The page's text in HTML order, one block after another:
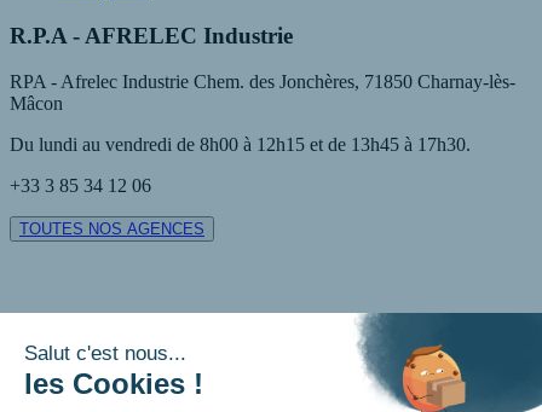
R.P.A - AFRELEC Industrie
RPA - Afrelec Industrie Chem. des Jonchères, 71850 Charnay-lès-
Mâcon
Du lundi au vendredi de 8h00 à 12h15 et de 13h45 à 17h30.
+33 3 85 34 12 06
TOUTES NOS AGENCES